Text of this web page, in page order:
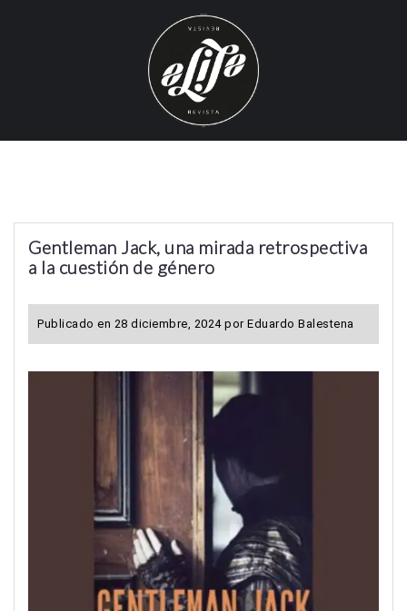
Gentleman Jack, una mirada retrospectiva
a la cuestión de género
Publicado en 28 diciembre, 2024por Eduardo Balestena